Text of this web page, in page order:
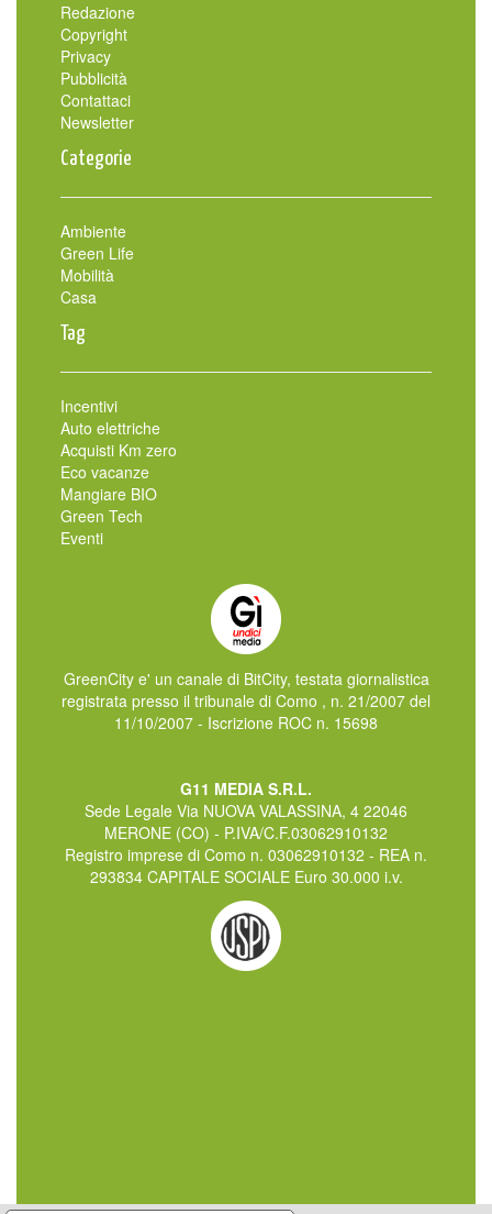
Redazione
Copyright
Privacy
Pubblicità
Contattaci
Newsletter
Categorie
Ambiente
Green Life
Mobilità
Casa
Tag
Incentivi
Auto elettriche
Acquisti Km zero
Eco vacanze
Mangiare BIO
Green Tech
Eventi
GreenCity e' un canale di BitCity, testata giornalistica
registrata presso il tribunale di Como , n. 21/2007 del
11/10/2007 - Iscrizione ROC n. 15698
G11 MEDIA S.R.L.
Sede Legale Via NUOVA VALASSINA, 4 22046
MERONE (CO) - P.IVA/C.F.03062910132
Registro imprese di Como n. 03062910132 - REA n.
293834 CAPITALE SOCIALE Euro 30.000 i.v.